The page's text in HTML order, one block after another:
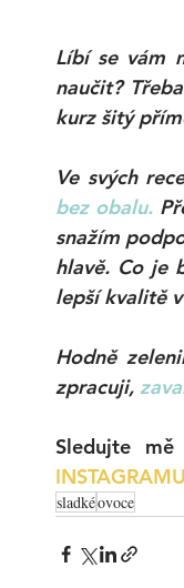
Líbí se vám
naučit?
kurz šitý
Ve svých
bez obalu.
snažím
hlavě. Co je
lepší kvalitě
Hodně
zpracuji,
Sledujte
sladkéovoce